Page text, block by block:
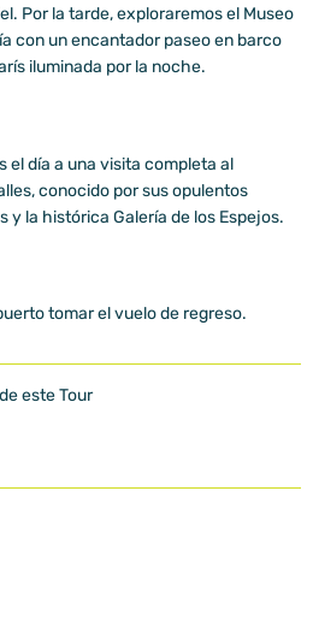
Por la tarde, exploraremos el Museo
con un encantador paseo en barco
iluminada por la noche.
el día a una visita completa al
conocido por sus opulentos
y la histórica Galería de los Espejos.
tomar el vuelo de regreso.
este Tour